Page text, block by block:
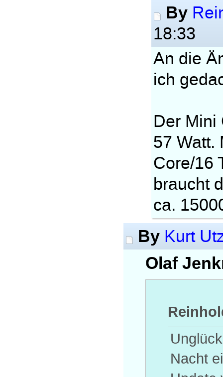
By
18:33
An die
ich
Der Mini
57 Watt.
Core/16
braucht
ca.
By Kurt
Olaf
Nacht